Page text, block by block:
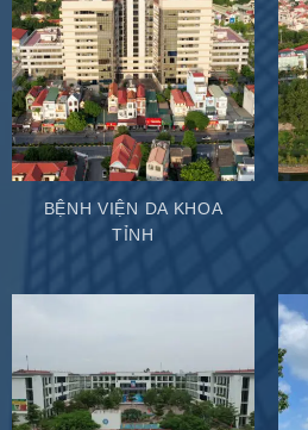
BỆNH VIỆN DA KHOA
TỈNH